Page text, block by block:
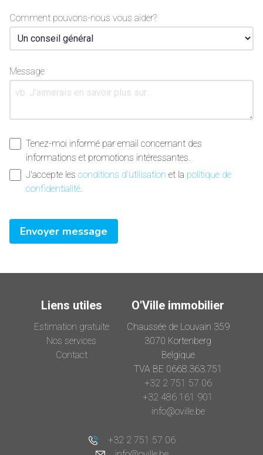
Comment pouvons-nous vous aider?
Message
Tenez-moi informé par email concernant des
informations et promotions intéressantes.
J'accepte les conditions d'utilisation et la politique de
confidentialité.
Envoyer message
Liens utiles
Estimation gratuite
Nos services
Contact
O'Ville immobilier
Chaussée de Louvain 359
3070 Kortenberg
Belgique
TVA BE 0668.363.751
+32 2 751 57 06
+32 486 161 901
info@oville.be
+32 2 751 57 06